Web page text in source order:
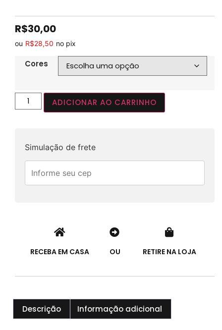
R$30,00
ou R$28,50 no pix
Cores
ADICIONAR AO CARRINHO
Simulação de frete
RECEBA EM CASA OU RETIRE NA LOJA
Descrição Informação adicional